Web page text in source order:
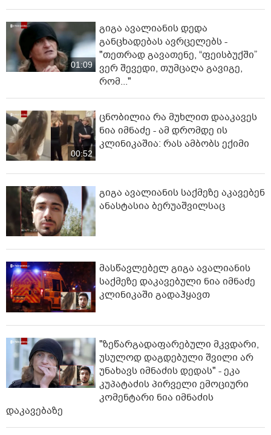
01:09
გიგა ავალიანის დედა
განცხადებას ავრცელებს -
"თეთრად გავათენე, “ფეისბუქში”
ვერ შევედი, თუმცაღა გავიგე,
რომ..."
00:52
ცნობილია რა მუხლით დააკავეს
ნია იმნაძე - ამ დრომდე ის
კლინიკაშია: რას ამბობს ექიმი
გიგა ავალიანის საქმეზე აკავებენ
ანასტასია ბერუაშვილსაც
მასწავლებელ გიგა ავალიანის
საქმეზე დაკავებული ნია იმნაძე
კლინიკაში გადაჰყავთ
"ზეწარგადაფარებული მკვდარი,
უსულოდ დაგდებული შვილი არ
უნახავს იმნაძის დედას" - ეკა
კუპატაძის პირველი ემოციური
კომენტარი ნია იმნაძის
დაკავებაზე